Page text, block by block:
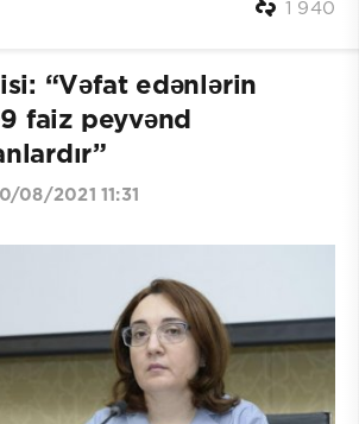
1 940
“Vəfat edənlərin
faiz peyvənd
08/2021 11:31